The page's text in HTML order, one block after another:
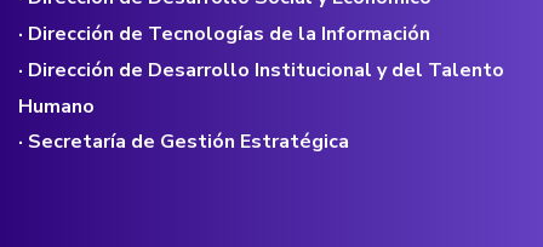
· Dirección de Tecnologías de la Información
· Dirección de Desarrollo Institucional y del Talento
Humano
· Secretaría de Gestión Estratégica